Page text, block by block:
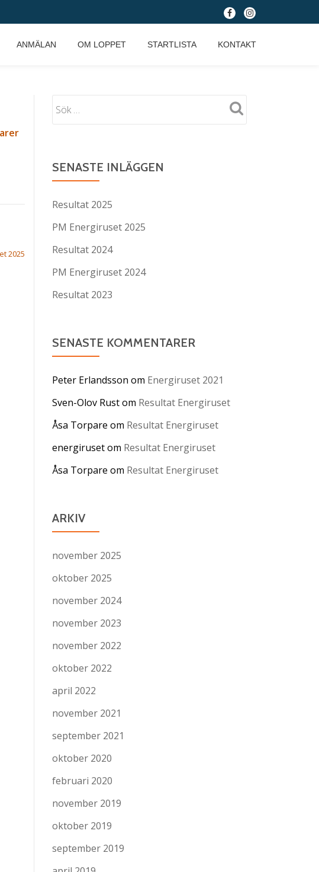
fa-
fa-
ANMÄLAN OM LOPPET STARTLISTA KONTAKT
2025
SENASTE INLÄGGEN
Resultat 2025
PM Energiruset 2025
Resultat 2024
PM Energiruset 2024
Resultat 2023
SENASTE KOMMENTARER
Peter Erlandsson om Energiruset 2021
Sven-Olov Rustom Resultat Energiruset
Åsa Torpare om Resultat Energiruset
energirusetom Resultat Energiruset
Åsa Torpare om Resultat Energiruset
ARKIV
november 2025
oktober 2025
november 2024
november 2023
november 2022
oktober 2022
april 2022
november 2021
september 2021
oktober 2020
februari 2020
november 2019
oktober 2019
september 2019